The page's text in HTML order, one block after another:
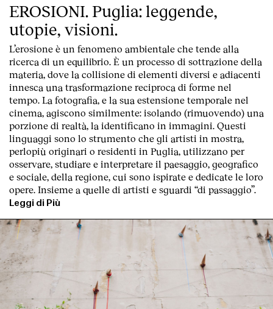
EROSIONI. Puglia: leggende,
utopie, visioni.
L’erosione è un fenomeno ambientale che tende alla
ricerca di un equilibrio. È un processo di sottrazione della
materia, dove la collisione di elementi diversi e adiacenti
innesca una trasformazione reciproca di forme nel
tempo. La fotografia, e la sua estensione temporale nel
cinema, agiscono similmente: isolando (rimuovendo) una
porzione di realtà, la identificano in immagini. Questi
linguaggi sono lo strumento che gli artisti in mostra,
perlopiù originari o residenti in Puglia, utilizzano per
osservare, studiare e interpretare il paesaggio, geografico
e sociale, della regione, cui sono ispirate e dedicate le loro
opere. Insieme a quelle di artisti e sguardi “di passaggio”.
Leggi di Più